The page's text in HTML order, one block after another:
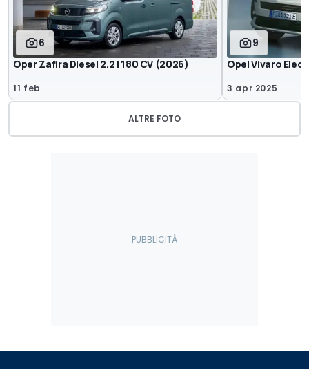
6
Oper Zafira Diesel 2.2 l 180 CV (2026)
11 feb
9
Opel Vivaro
3 apr 2025
ALTRE FOTO